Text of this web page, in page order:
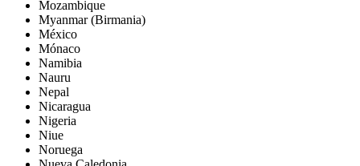
Mozambique
Myanmar (Birmania)
México
Mónaco
Namibia
Nauru
Nepal
Nicaragua
Nigeria
Niue
Noruega